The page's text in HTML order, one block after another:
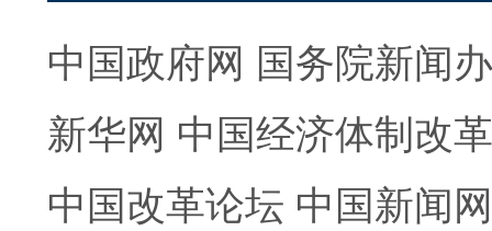
中国政府网 国务院新闻
新华网 中国经济体制改
中国改革论坛 中国新闻网